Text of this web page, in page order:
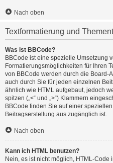
Nach oben
Textformatierung und
Was ist BBCode?
BBCode ist eine spezielle Umsetzung
Formatierungsmöglichkeiten für Ihren
von BBCode werden durch die Board-
auch durch Sie für jeden einzelnen
ähnlich wie HTML aufgebaut, jedoch
spitzen („<“ und „>“) Klammern
BBCode finden Sie auf einer
Beitragserstellung aus zugänglich ist.
Nach oben
Kann ich HTML benutzen?
Nein, es ist nicht möglich, HTML-